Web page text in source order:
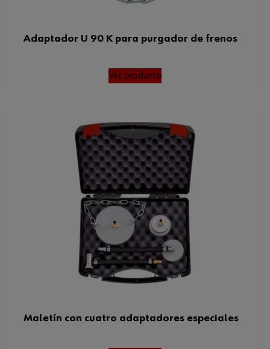
Adaptador U 90 K para purgador de frenos
Ver producto
Maletín con cuatro adaptadores especiales